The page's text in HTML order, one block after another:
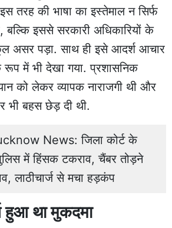
तरह की भाषा का इस्तेमाल न सिर्फ
बल्कि इससे सरकारी अधिकारियों के
असर पड़ा. साथ ही इसे आदर्श आचार
में भी देखा गया. प्रशासनिक
को लेकर व्यापक नाराजगी थी और
भी बहस छेड़ दी थी.
News: जिला कोर्ट के
में हिंसक टकराव, चैंबर तोड़ने
लाठीचार्ज से मचा हड़कंप
हुआ था मुकदमा